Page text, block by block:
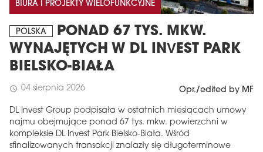
BIURA I PROJEKTY WIELOFUNKCYJNE
POLSKA
PONAD 67 TYS. MKW.
WYNAJĘTYCH W DL INVEST PARK
BIELSKO-BIAŁA
schedule 04 sierpnia 2026 Opr./edited by MF
DL Invest Group podpisała w ostatnich miesiącach umowy
najmu obejmujące ponad 67 tys. mkw. powierzchni w
kompleksie DL Invest Park Bielsko-Biała. Wśród
sfinalizowanych transakcji znalazły się długoterminowe